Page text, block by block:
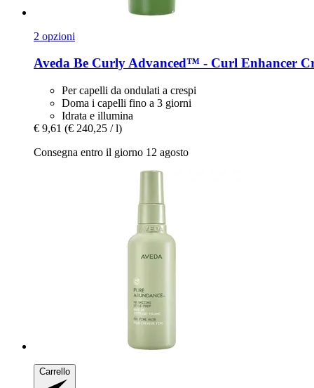
2 opzioni
Aveda Be Curly Advanced™ -​ Curl Enhancer
Per capelli da ondulati a crespi
Doma i capelli fino a 3 giorni
Idrata e illumina
€ 9,61 (€ 240,25 / l)
Consegna entro il giorno 12 agosto
Carrello